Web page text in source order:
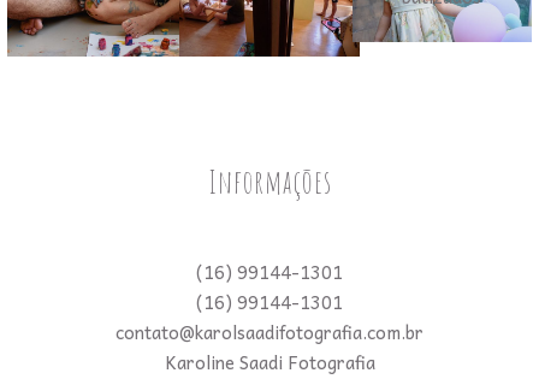
Informações
(16) 99144-1301
(16) 99144-1301
contato@karolsaadifotografia.com.br
Karoline Saadi Fotografia